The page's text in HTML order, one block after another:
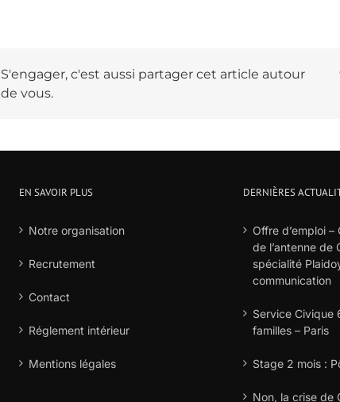
S'engager, c'est aussi partager cet article autour
de vous.
EN SAVOIR PLUS
Notre organisation
Recrutement
Contact
Réglement intérieur
Mentions légales
DERNIÈRES
Offre d’emploi
de l’antenne de
spécialité
communication
Service Civique
familles – Paris
Stage 2 mois :
Non, la crise de